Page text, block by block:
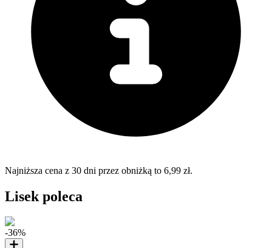
Najniższa cena z 30 dni przez obniżką to 6,99 zł.
Lisek poleca
-36%